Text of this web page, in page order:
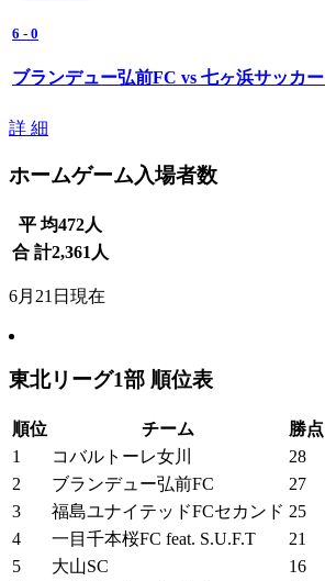
6 - 0
ブランデュー弘前FC vs 七ヶ浜サッカ
詳 細
ホームゲーム入場者数
平 均472人
合 計2,361 人
6月21日現在
東北リーグ1部 順位表
順位 チーム 勝点
1
コバルトーレ女川 28
2
ブランデュー弘前FC 27
3
福島ユナイテッドFCセカンド 25
4
一目千本桜FC feat. S.U.F.T 21
5
大山SC 16